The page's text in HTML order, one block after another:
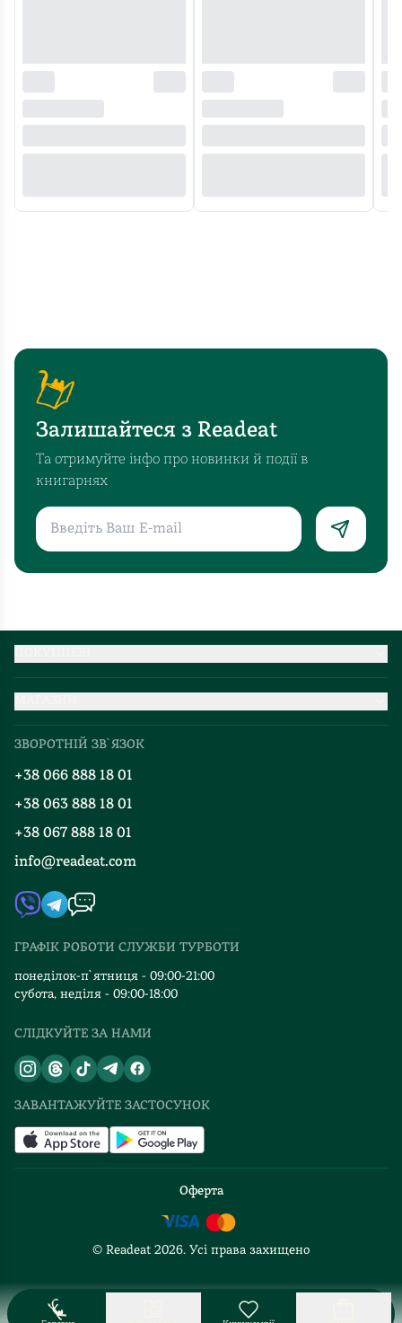
Залишайтеся з Readeat
Та отримуйте інфо про новинки й події в
книгарнях
Про нас
Добірки
Блог
Події
Книгарні
Контакти
Автори
Видавництва
Відгуки та оцінка RDT
Партнерство
ЗВОРОТНІЙ ЗВ`ЯЗОК
+38 066 888 18 01
+38 063 888 18 01
+38 067 888 18 01
info@readeat.com
ГРАФІК РОБОТИ СЛУЖБИ ТУРБОТИ
понеділок-п`ятниця - 09:00-21:00
субота, неділя - 09:00-18:00
СЛІДКУЙТЕ ЗА НАМИ
ЗАВАНТАЖУЙТЕ ЗАСТОСУНОК
Оферта
© Readeat 2026. Усі права захищено